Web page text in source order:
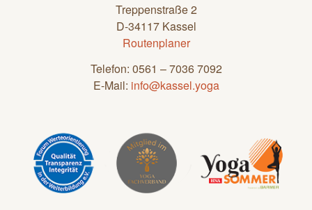
Treppenstraße 2
D-34117 Kassel
Routenplaner
Telefon: 0561 – 7036 7092
E-Mail: info@kassel.yoga